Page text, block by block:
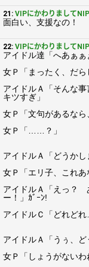
21: VIPにかわりまして
面白い、支援なの！
22: VIPにかわりまして
アイドル達「へあぁ
女Ｐ「まったく、だら
アイドルＡ「そんな事
キツすぎ」
女Ｐ「文句があるなら
女Ｐ「……？」
アイドルＡ「どうかし
女Ｐ「エリ子、これ
アイドルＡ「えっ？
ー！」ｶﾞｰﾝ!
アイドルＣ「どれど
アイドルＡ「うぅ、
女Ｐ「しょうがないわ